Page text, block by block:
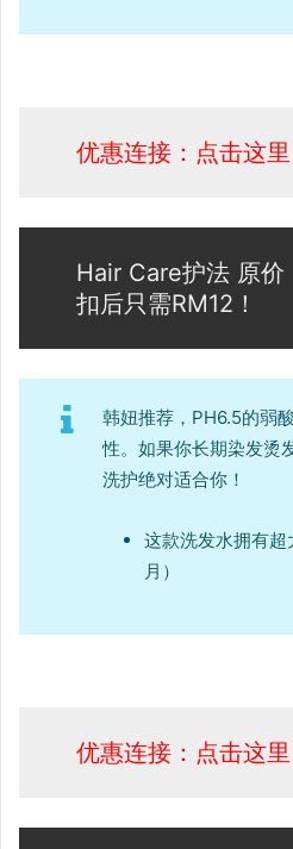
优惠连接：点击这里
Hair Care护法 原
扣后只需RM12！
韩妞推荐，PH6.5的弱
性。如果你长期染发烫
洗护绝对适合你！
这款洗发水拥有
月）
优惠连接：点击这里